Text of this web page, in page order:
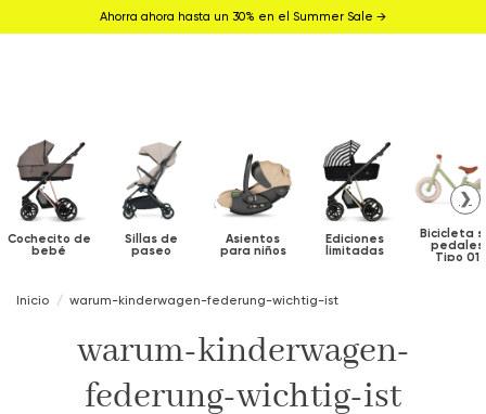
Ahorra ahora hasta un 30% en el Summer Sale →
Cochecito de
bebé
Sillas de
paseo
Asientos
para niños
Ediciones
limitadas
Bicicleta
pedales
Tipo 01
❯
Inicio warum-kinderwagen-federung-wichtig-ist
warum-kinderwagen-
federung-wichtig-ist